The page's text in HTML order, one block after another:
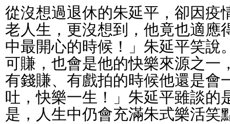
從沒想過退休的朱延平，卻因疫
老人生，更沒想到，他竟也適應
中最開心的時候！」朱延平笑說
可賺，也會是他的快樂來源之一
有錢賺、有戲拍的時候他還是會
吐，快樂一生！」朱延平雖談的
是，人生中仍會充滿朱式樂活笑